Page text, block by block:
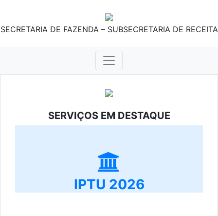
SECRETARIA DE FAZENDA – SUBSECRETARIA DE RECEITA
SERVIÇOS EM DESTAQUE
IPTU 2026